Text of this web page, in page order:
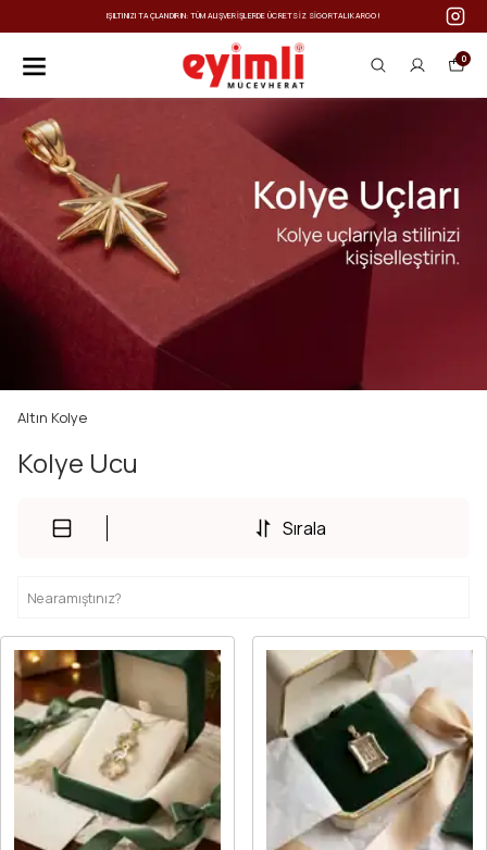
IŞILTINIZI TAÇLANDIRIN: TÜM ALIŞVERIŞLERDE ÜCRETSIZ SIGORTALI KARGO!
0
Altın Kolye
Kolye Ucu
Sırala